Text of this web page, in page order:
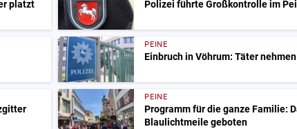
platzt
Polizei führte Großkontrolle im
PEINE
Einbruch in Vöhrum: Täter
PEINE
Programm für die ganze Familie:
Blaulichtmeile geboten